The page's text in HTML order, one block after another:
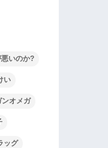
いのか?
い
ンオメガ
ッグ